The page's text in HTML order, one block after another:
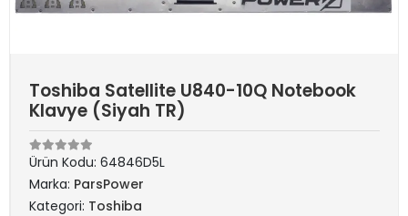
Toshiba Satellite U840-10Q Notebook
Klavye (Siyah TR)
Ürün Kodu: 64846D5L
Marka: ParsPower
Kategori: Toshiba